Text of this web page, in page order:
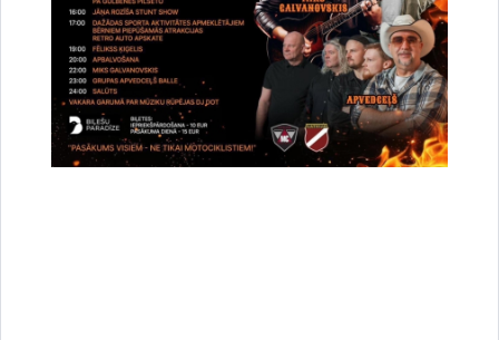
pieprasījuma līmeni.
1 minūte
_gid